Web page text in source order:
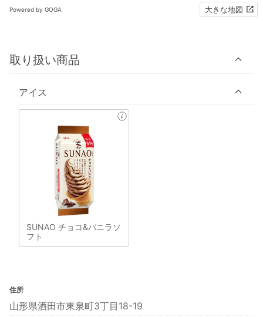
Powered by GOGA 大きな地図
取り扱い商品
アイス
SUNAO チョコ&バニラソ
フト
住所
山形県酒田市東泉町3丁目18-19